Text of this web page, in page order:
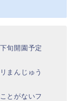
旬開園予定
まんじゅう
とがないフ